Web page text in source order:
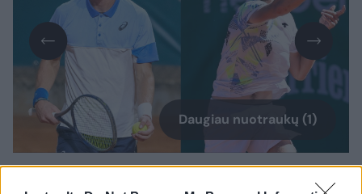
Daugiau nuotraukų (1)
E.Butvilas 6:4, 5:7, 3:6 nusileido austrui Filipui